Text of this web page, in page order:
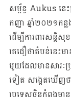
សម្ព័ន្ធ Aukus នេ
កញ្ញា ឆ្នាំ២០២១ក
ដើម្បីការពារសន្
គេជឿថាតំបន់នេះម
មួយដែលមានសារៈប្
ទៀត សង្កេតឃើញ